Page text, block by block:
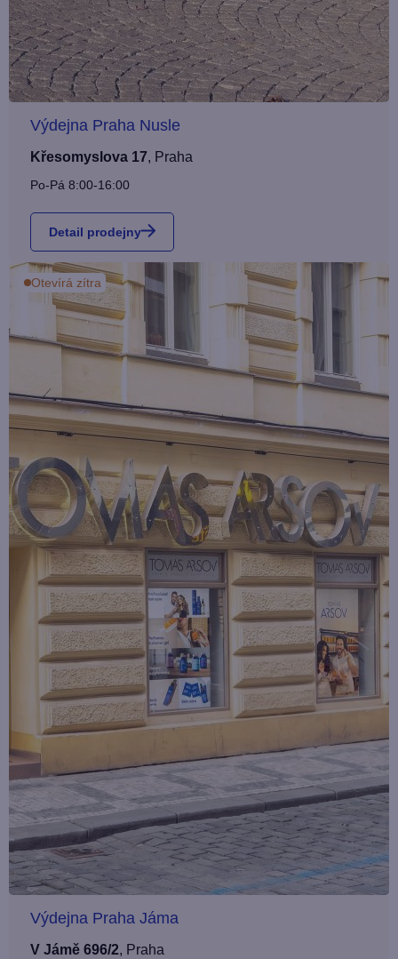
Výdejna Praha Nusle
Křesomyslova 17, Praha
Po-Pá 8:00-16:00
Detail prodejny
Otevírá zítra
Výdejna Praha Jáma
V Jámě 696/2, Praha